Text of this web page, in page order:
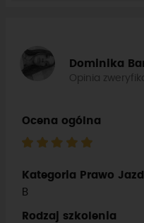
Ocena ogólna
Kategoria Prawo
B
Rodzaj szkolenia
Dominika
Opinia